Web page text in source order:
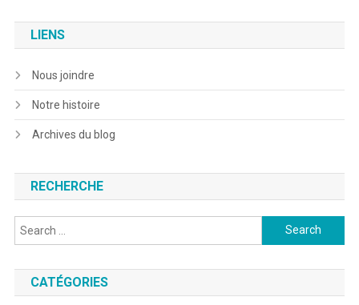
navigation
LIENS
Nous joindre
Notre histoire
Archives du blog
RECHERCHE
Search
for:
CATÉGORIES